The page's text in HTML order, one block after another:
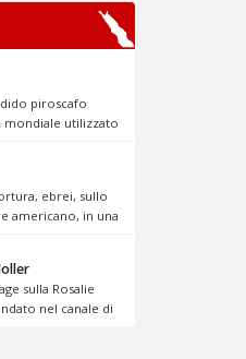
piroscafo
mondiale utilizzato
ebrei, sullo
americano, in una
sulla Rosalie
nel canale di